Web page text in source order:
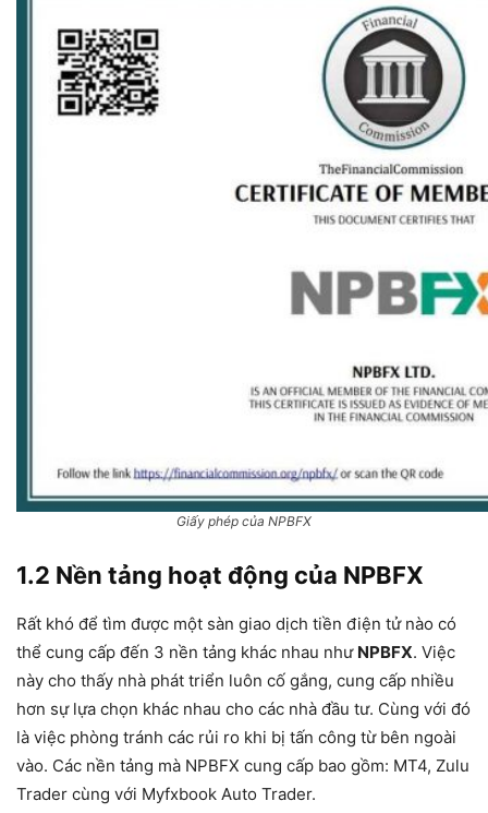
Giấy phép của NPBFX
1.2 Nền tảng hoạt động của NPBFX
Rất khó để tìm được một sàn giao dịch tiền điện tử nào có
thể cung cấp đến 3 nền tảng khác nhau như NPBFX. Việc
này cho thấy nhà phát triển luôn cố gắng, cung cấp nhiều
hơn sự lựa chọn khác nhau cho các nhà đầu tư. Cùng với đó
là việc phòng tránh các rủi ro khi bị tấn công từ bên ngoài
vào. Các nền tảng mà NPBFX cung cấp bao gồm: MT4, Zulu
Trader cùng với Myfxbook Auto Trader.